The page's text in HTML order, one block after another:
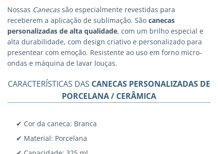
Nossas Canecassão especialmente revestidas para
receberem a aplicação de sublimação. São canecas
personalizadas de alta qualidade, com um brilho especial e
alta durabilidade, com design criativo e personalizado para
presentear com emoção. Resistente ao uso em forno micro-
ondas e máquina de lavar louças.
CARACTERÍSTICAS DAS CANECAS PERSONALIZADAS DE
PORCELANA / CERÂMICA
✔ Cor da caneca: Branca
✔ Material: Porcelana